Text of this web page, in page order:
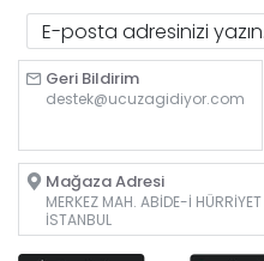
Geri Bildirim
destek@ucuzagidiyor.com
Mağaza Adresi
MERKEZ MAH. ABİDE-İ
İSTANBUL